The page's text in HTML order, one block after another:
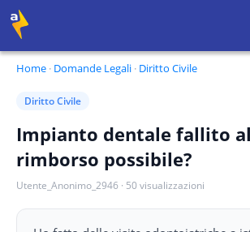
Home · Domande Legali · Diritto Civile
Diritto Civile
Impianto dentale fallito
rimborso possibile?
Utente_Anonimo_2946 · 50visualizzazioni